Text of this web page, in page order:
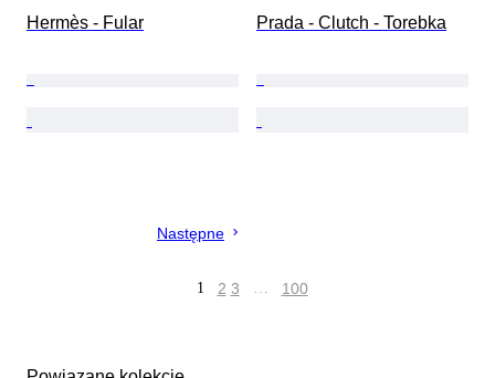
Hermès - Fular Prada - Clutch - Torebka
Następne
1 2 3 … 100